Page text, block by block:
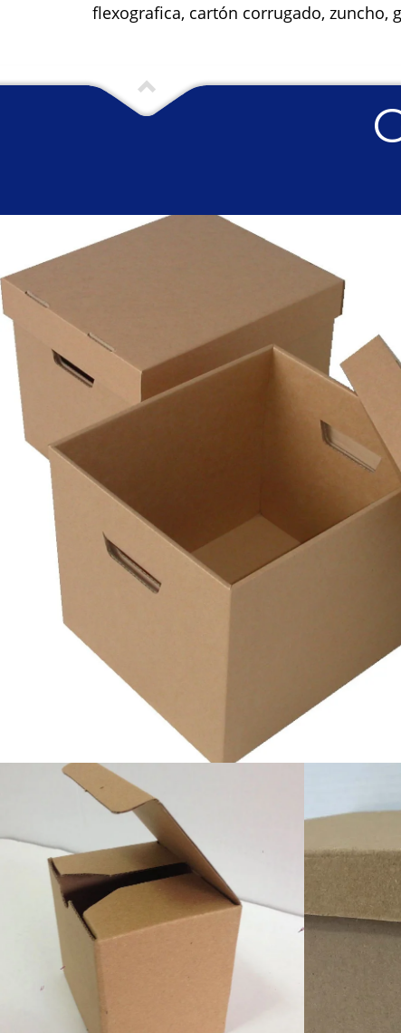
flexografica, cartón corrugado, zuncho,